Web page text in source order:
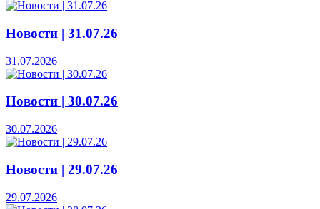
Новости | 31.07.26
31.07.2026
Новости | 30.07.26
30.07.2026
Новости | 29.07.26
29.07.2026